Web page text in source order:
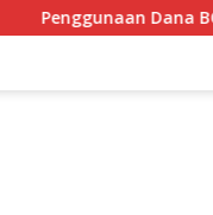
Dana BOK